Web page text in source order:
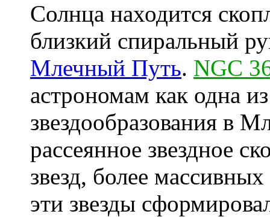
Солнца находится
близкий спиральный
Млечный Путь. NGC
астрономам как одна
звездообразования в
рассеянное звездное
звезд, более
эти звезды